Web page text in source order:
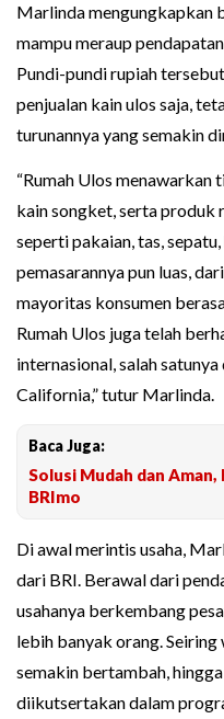
Marlinda mengungkapkan
mampu meraup
Pundi-pundi rupiah
penjualan kain ulos saja,
turunannya yang semakin
“Rumah Ulos menawarkan
kain songket, serta produk
seperti pakaian, tas,
pemasarannya pun luas,
mayoritas konsumen
Rumah Ulos juga telah
internasional, salah
California,” tutur Marlinda.
Baca Juga:
Solusi Mudah dan
BRImo
Di awal merintis usaha,
dari BRI. Berawal dari
usahanya berkembang
lebih banyak orang.
semakin bertambah,
diikutsertakan dalam